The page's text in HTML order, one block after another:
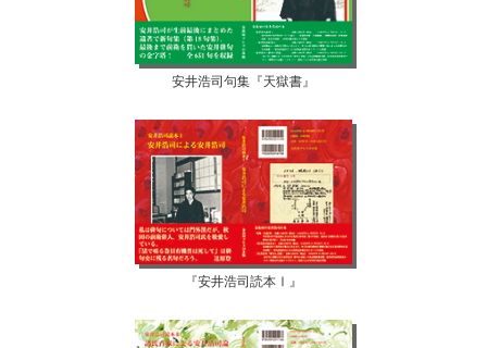
安井浩司句集『天獄書』
『安井浩司読本Ⅰ』